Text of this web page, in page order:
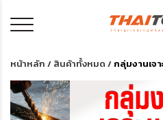
หน้าหลัก / สินค้าทั้งหมด / กลุ่มงานเจา